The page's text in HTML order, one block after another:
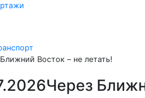
Восток – не летать!
Через